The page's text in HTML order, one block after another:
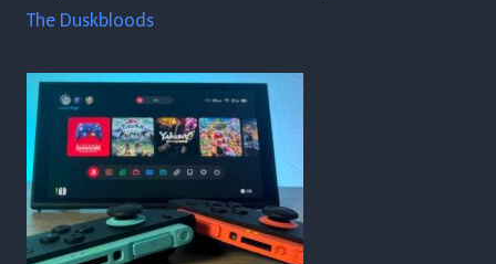
The Duskbloods